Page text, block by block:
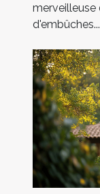
merveilleuse